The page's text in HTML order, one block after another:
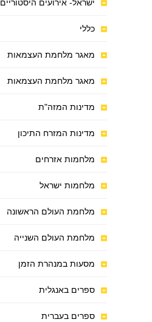
ישראל- אירועים היסטוריים
כללי
מאגר מלחמת העצמאות
מאגר מלחמת העצמאות
מדינות המזה"ת
מדינות המזרח התיכון
מלחמות אזרחים
מלחמות ישראל
מלחמת העולם הראשונה
מלחמת העולם השנייה
מסעות במנהרת הזמן
ספרים באנגלית
ספרים בעברית